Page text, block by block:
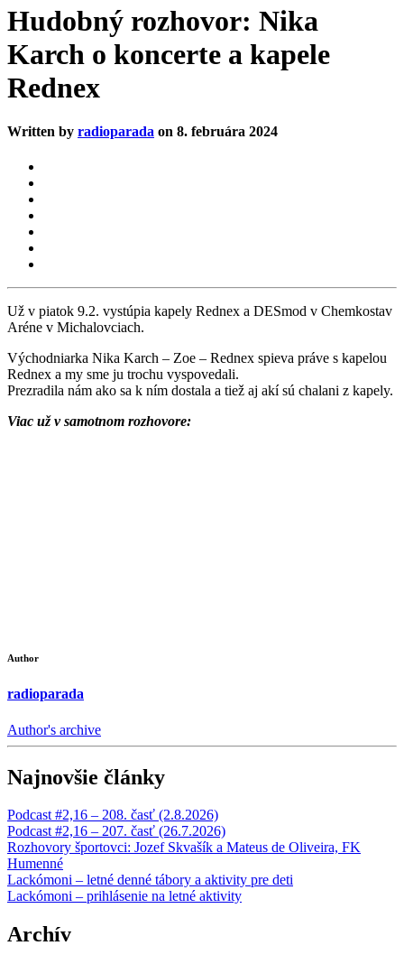
Hudobný rozhovor: Nika
Karch o koncerte a kapele
Rednex
Written by radioparada on 8. februára 2024
Už v piatok 9.2. vystúpia kapely Rednex a DESmod v Chemkostav
Aréne v Michalovciach.
Východniarka Nika Karch – Zoe – Rednex spieva práve s kapelou
Rednex a my sme ju trochu vyspovedali.
Prezradila nám ako sa k ním dostala a tiež aj akí sú chalani z kapely.
Viac už v samotnom rozhovore:
Author
radioparada
Author's archive
Najnovšie články
Podcast #2,16 – 208. časť (2.8.2026)
Podcast #2,16 – 207. časť (26.7.2026)
Rozhovory športovci: Jozef Skvašík a Mateus de Oliveira, FK
Humenné
Lackómoni – letné denné tábory a aktivity pre deti
Lackómoni – prihlásenie na letné aktivity
Archív